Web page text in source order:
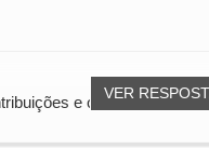
VER
e o ped...